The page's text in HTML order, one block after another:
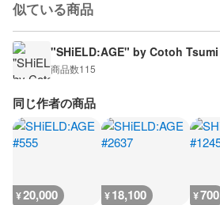
似ている商品
"SHiELD:AGE" by Cotoh Tsumi
商品数115
同じ作者の商品
¥20,000 ¥18,100 ¥700